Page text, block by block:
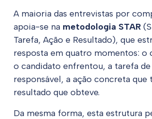
A maioria das entrevistas por
apoia-se na metodologia STAR
Tarefa, Ação e Resultado), que
resposta em quatro momentos: o
o candidato enfrentou, a tarefa de
responsável, a ação concreta que
resultado que obteve.
Da mesma forma, esta estrutura